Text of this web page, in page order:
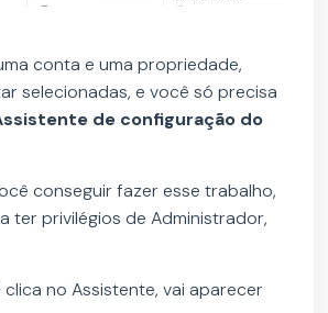
conta e uma propriedade,
selecionadas, e você só precisa
de configuração do
conseguir fazer esse trabalho,
ter privilégios de Administrador,
no Assistente, vai aparecer